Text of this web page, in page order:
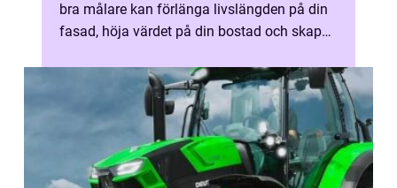
bra målare kan förlänga livslängden på din
fasad, höja värdet på din bostad och skapa